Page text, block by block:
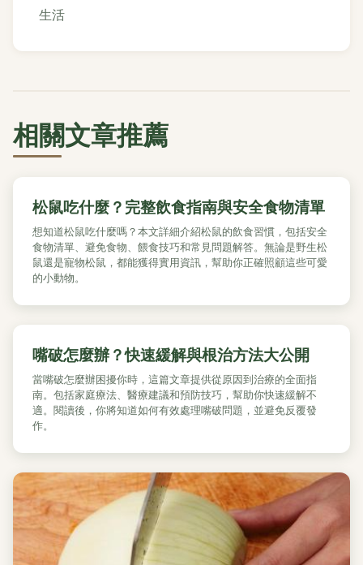
生活
相關文章推薦
松鼠吃什麼？完整飲食指南與安全食物清單
想知道松鼠吃什麼嗎？本文詳細介紹松鼠的飲食習慣，包括安全
食物清單、避免食物、餵食技巧和常見問題解答。無論是野生松
鼠還是寵物松鼠，都能獲得實用資訊，幫助你正確照顧這些可愛
的小動物。
嘴破怎麼辦？快速緩解與根治方法大公開
當嘴破怎麼辦困擾你時，這篇文章提供從原因到治療的全面指
南。包括家庭療法、醫療建議和預防技巧，幫助你快速緩解不
適。閱讀後，你將知道如何有效處理嘴破問題，並避免反覆發
作。